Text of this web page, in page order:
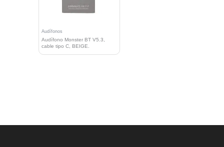
Audífonos
Audífono Monster BT V5.3,
cable tipo C, BEIGE.